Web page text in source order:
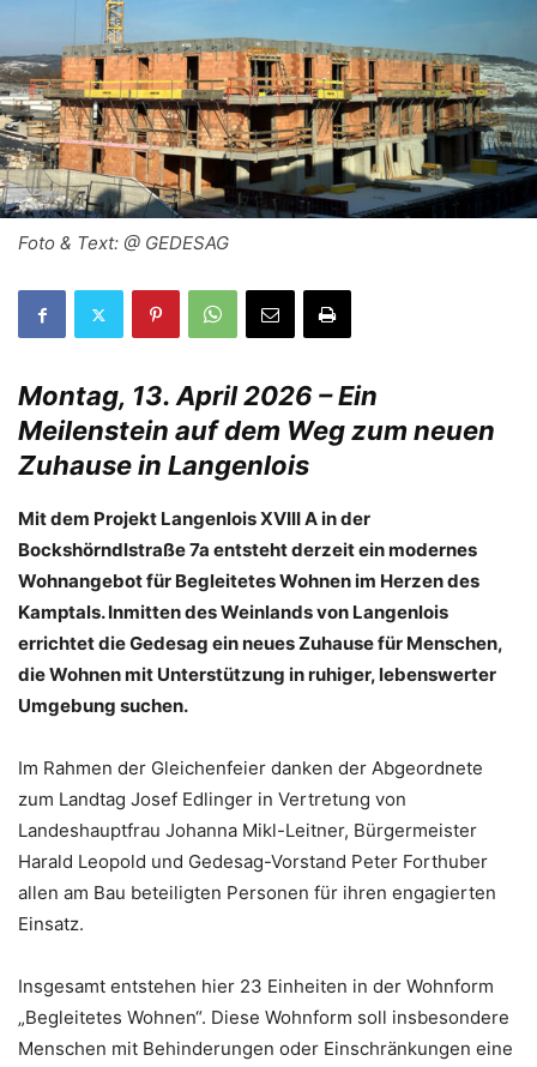
Foto & Text: @ GEDESAG
Montag, 13. April 2026 – Ein
Meilenstein auf dem Weg zum neuen
Zuhause in Langenlois
Mit dem Projekt Langenlois XVIII A in der
Bockshörndlstraße 7a entsteht derzeit ein modernes
Wohnangebot für Begleitetes Wohnen im Herzen des
Kamptals. Inmitten des Weinlands von Langenlois
errichtet die Gedesag ein neues Zuhause für Menschen,
die Wohnen mit Unterstützung in ruhiger, lebenswerter
Umgebung suchen.
Im Rahmen der Gleichenfeier danken der Abgeordnete
zum Landtag Josef Edlinger in Vertretung von
Landeshauptfrau Johanna Mikl-Leitner, Bürgermeister
Harald Leopold und Gedesag-Vorstand Peter Forthuber
allen am Bau beteiligten Personen für ihren engagierten
Einsatz.
Insgesamt entstehen hier 23 Einheiten in der Wohnform
„Begleitetes Wohnen“. Diese Wohnform soll insbesondere
Menschen mit Behinderungen oder Einschränkungen eine